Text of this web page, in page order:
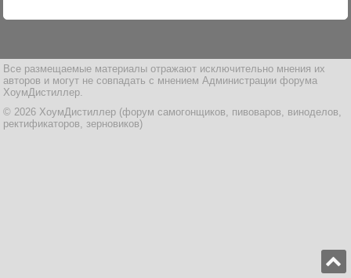
Все размещаемые материалы отражают исключительно мнения их
авторов и могут не совпадать с мнением Администрации форума
ХоумДистиллер.
© 2026 ХоумДистиллер (форум самогонщиков, пивоваров, виноделов,
ректификаторов, зерновиков)